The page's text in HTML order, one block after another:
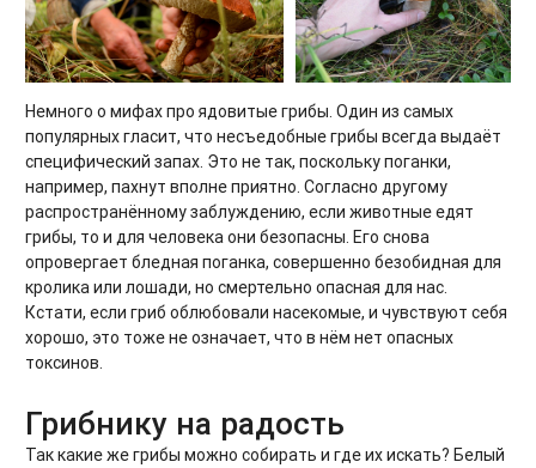
Немного о мифах про ядовитые грибы. Один из самых
популярных гласит, что несъедобные грибы всегда выдаёт
специфический запах. Это не так, поскольку поганки,
например, пахнут вполне приятно. Согласно другому
распространённому заблуждению, если животные едят
грибы, то и для человека они безопасны. Его снова
опровергает бледная поганка, совершенно безобидная для
кролика или лошади, но смертельно опасная для нас.
Кстати, если гриб облюбовали насекомые, и чувствуют себя
хорошо, это тоже не означает, что в нём нет опасных
токсинов.
Грибнику на радость
Так какие же грибы можно собирать и где их искать? Белый